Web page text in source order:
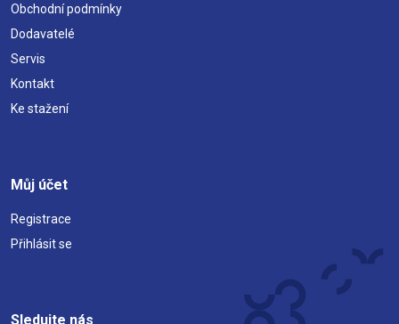
Obchodní podmínky
Dodavatelé
Servis
Kontakt
Ke stažení
Můj účet
Registrace
Přihlásit se
Sledujte nás